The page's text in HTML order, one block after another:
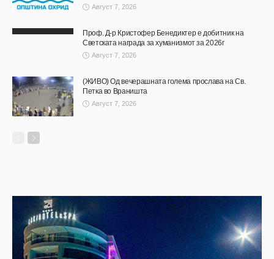
Август 7, 2026
Проф. Д-р Кристофер Бенедиктер е добитник на
Светската награда за хуманизмот за 2026г
Август 7, 2026
(ЖИВО) Од вечерашната голема прослава на Св.
Петка во Враништа
Август 7, 2026